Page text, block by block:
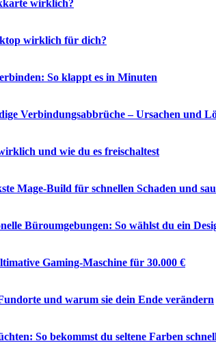
wirklich?
wirklich für dich?
So klappt es in Minuten
Verbindungsabbrüche – Ursachen und
und wie du es freischaltest
Mage-Build für schnellen Schaden und
Büroumgebungen: So wählst du ein
Gaming-Maschine für 30.000 €
und warum sie dein Ende verändern
So bekommst du seltene Farben